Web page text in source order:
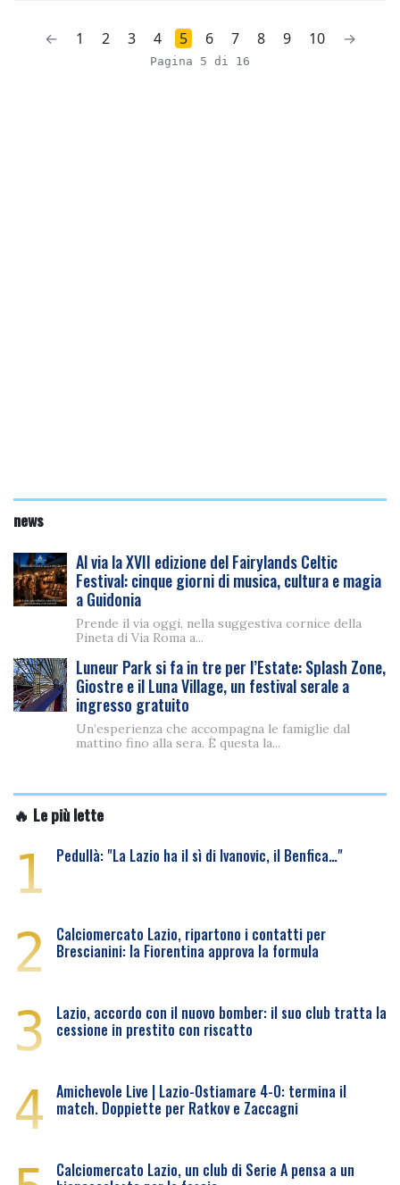
← 1 2 3 4 5 6 7 8 9 10 →
Pagina 5 di 16
news
Al via la XVII edizione del Fairylands Celtic
Festival: cinque giorni di musica, cultura e magia
a Guidonia
Prende il via oggi, nella suggestiva cornice della
Pineta di Via Roma a...
Luneur Park si fa in tre per l’Estate: Splash Zone,
Giostre e il Luna Village, un festival serale a
ingresso gratuito
Un’esperienza che accompagna le famiglie dal
mattino fino alla sera. È questa la...
🔥 Le più lette
1 Pedullà: "La Lazio ha il sì di Ivanovic, il Benfica…"
2 Calciomercato Lazio, ripartono i contatti per
Brescianini: la Fiorentina approva la formula
3 Lazio, accordo con il nuovo bomber: il suo club tratta la
cessione in prestito con riscatto
4 Amichevole Live | Lazio-Ostiamare 4-0: termina il
match. Doppiette per Ratkov e Zaccagni
Calciomercato Lazio, un club di Serie A pensa a un